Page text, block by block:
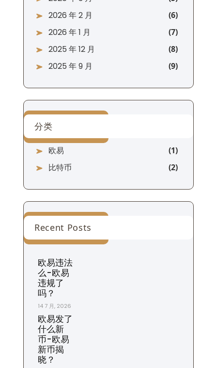
2026 年 2 月
2026 年 1 月
2025 年 12 月
2025 年 9 月
分类
欧易
比特币
Recent Posts
欧易违法
么-欧易
违规了
吗？
14 7 月, 2026
欧易发了
什么新
币-欧易
新币揭
晓？